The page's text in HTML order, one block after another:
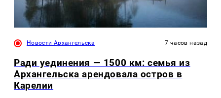
Новости Архангельска 7 часов назад
Ради уединения — 1500 км: семья из
Архангельска арендовала остров в
Карелии